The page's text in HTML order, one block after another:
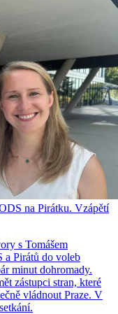
na Pirátku. Vzápětí
s Tomášem
a Pirátů do voleb
minut dohromady.
zástupci stran, které
vládnout Praze. V